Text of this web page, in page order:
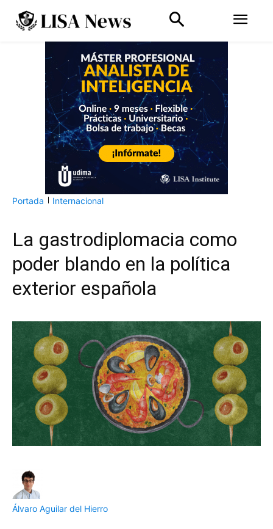
Portada Internacional
La gastrodiplomacia como
poder blando en la política
exterior española
Álvaro Aguilar del Hierro